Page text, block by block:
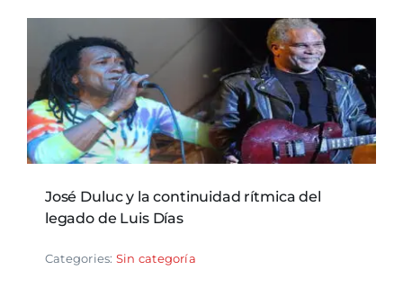
José Duluc y la continuidad rítmica del
legado de Luis Días
Categories: Sin categoría